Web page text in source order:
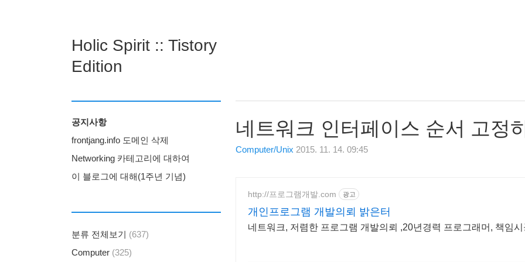
Holic Spirit :: Tistory
Edition
네트워크 인터페이스 순서 고정
Computer/Unix 2015. 11. 14. 09:45
http://프로그램개발.com 광고
개인프로그램 개발의뢰 밝은터
네트워크, 저렴한 프로그램 개발의뢰 ,20년경력 프로그래머, 책임시
공지사항
frontjang.info 도메인 삭제
Networking 카테고리에 대하여
이 블로그에 대해(1주년 기념)
분류 전체보기 (637)
Computer (325)